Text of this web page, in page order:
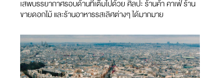
เสพบรรยากาศรอบด้านที่เต็มไปด้วย ศิลปะ ร้านค้า คาเฟ่ ร้าน
ขายดอกไม้ และร้านอาหารรสเลิศต่างๆ ได้มากมาย